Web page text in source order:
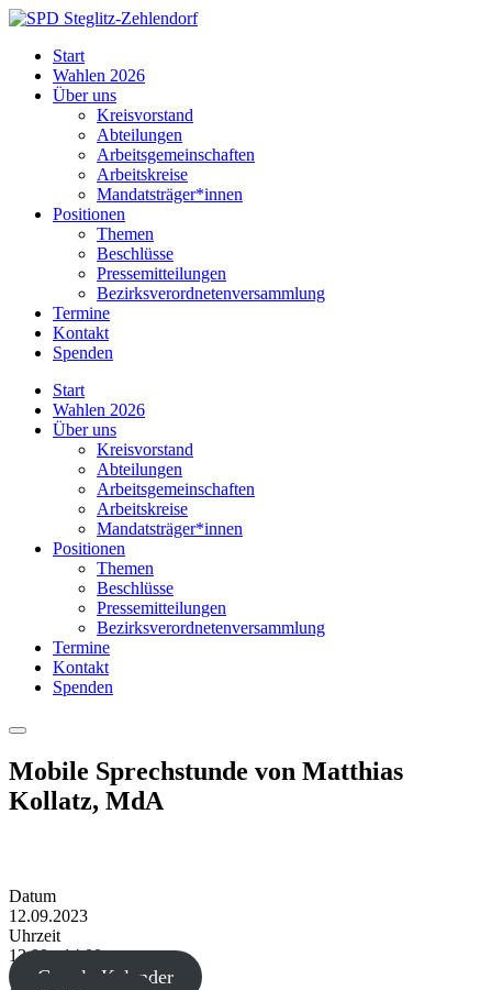
Skip
content
Steglitz-
Zehlendorf
Start
Wahlen 2026
Über uns
Kreisvorstand
Abteilungen
Arbeitsgemeinschaften
Arbeitskreise
Mandatsträger*innen
Positionen
Themen
Beschlüsse
Pressemitteilungen
Bezirksverordnetenversammlung
Termine
Kontakt
Spenden
Start
Wahlen 2026
Über uns
Kreisvorstand
Abteilungen
Arbeitsgemeinschaften
Arbeitskreise
Mandatsträger*innen
Positionen
Themen
Beschlüsse
Pressemitteilungen
Bezirksverordnetenversammlung
Termine
Kontakt
Spenden
Menu
Mobile Sprechstunde von Matthias
Kollatz, MdA
Datum
12.09.2023
Uhrzeit
13:00 - 14:00
Google Kalender